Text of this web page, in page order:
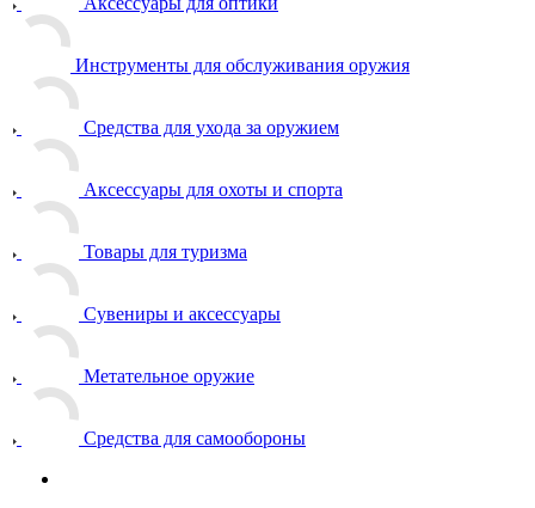
Инструменты для обслуживания оружия
Средства для ухода за оружием
Аксессуары для охоты и спорта
Товары для туризма
Сувениры и аксессуары
Метательное оружие
Средства для самообороны